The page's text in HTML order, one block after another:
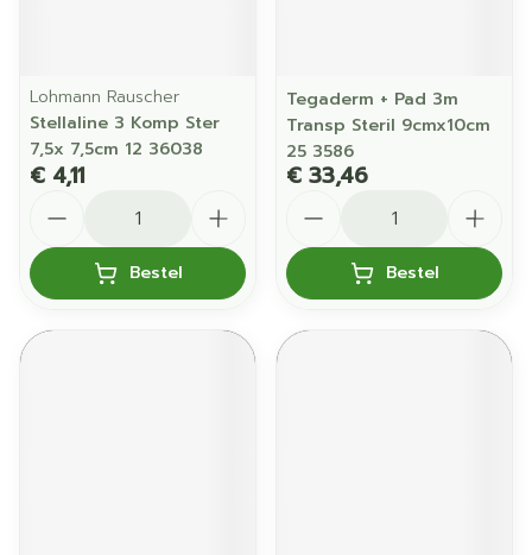
Lohmann Rauscher
Stellaline 3 Komp Ster
7,5x 7,5cm 12 36038
€ 4,11
Bestel
Tegaderm + Pad 3m
Transp Steril 9cmx10cm
25 3586
€ 33,46
Bestel